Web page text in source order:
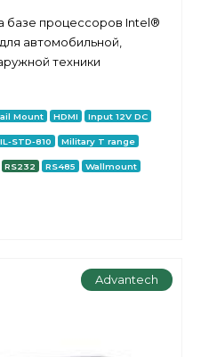
базе процессоров Intel®
автомобильной,
техники
Mount HDMI Input 12V DC
STD-810 Military T range
RS232 RS485 Wallmount
Advantech